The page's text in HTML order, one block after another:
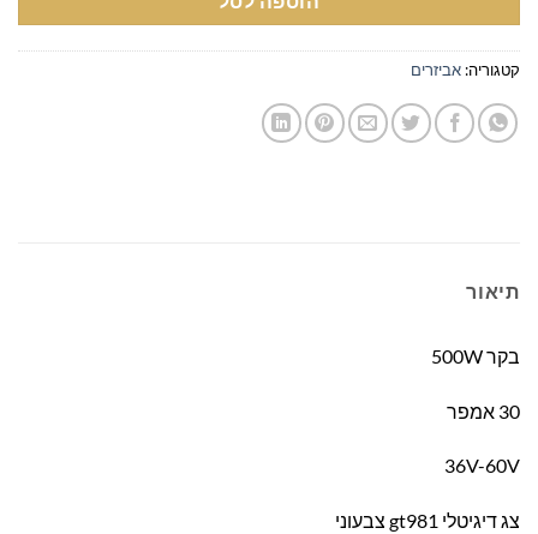
קטגוריה: אביזרים
תיאור
בקר 500W
30 אמפר
36V-60V
צג דיגיטלי gt981 צבעוני